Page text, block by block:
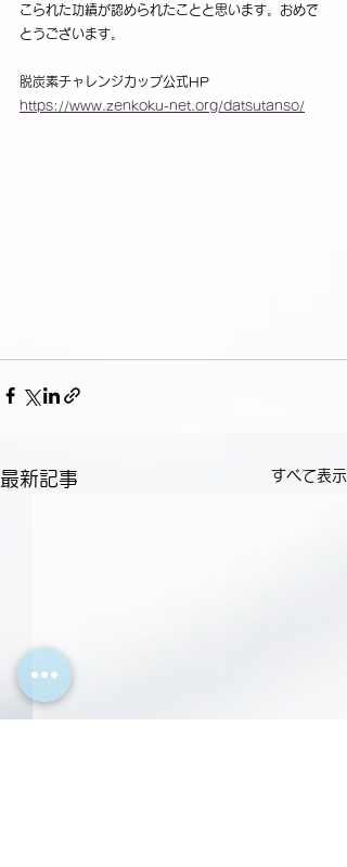
こられた功績が認められたことと思います。おめで
とうございます。
脱炭素チャレンジカップ公式HP
https://www.zenkoku-net.org/datsutanso/
最新記事 すべて表示